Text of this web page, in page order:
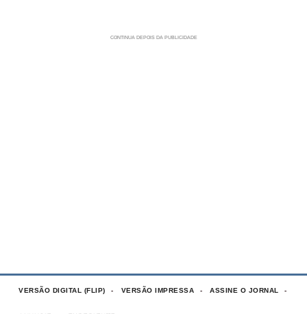
VERSÃO DIGITAL (FLIP) VERSÃO IMPRESSA ASSINE O JORNAL